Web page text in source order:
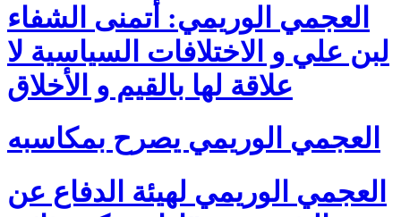
العجمي الوريمي: أتمنى الشفاء
لبن علي و الاختلافات السياسية لا
علاقة لها بالقيم و الأخلاق
العجمي الوريمي يصرح بمكاسبه
العجمي الوريمي لهيئة الدفاع عن